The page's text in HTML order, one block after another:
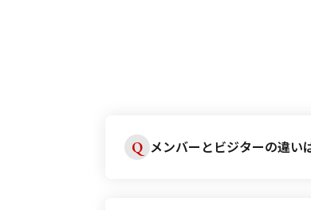
Q メンバーとビジターの違い